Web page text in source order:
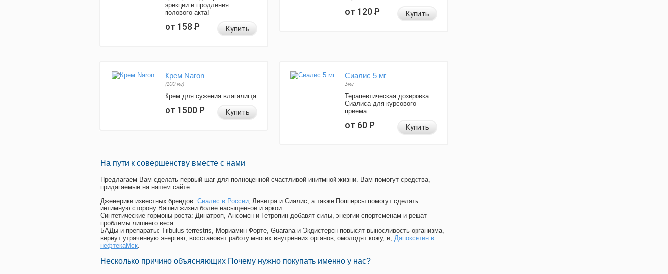
эрекции и продления
полового акта!
от 158Р Купить
от 120Р Купить
Крем Naron
(100 мг)
Крем для сужения влагалища
от 1500Р Купить
Сиалис 5 мг
5мг
Терапевтическая дозировка
Сиалиса для курсового
приема
от 60Р Купить
На пути к совершенству вместе с нами
Предлагаем Вам сделать первый шаг для полноценной счастливой инитмной жизни. Вам помогут средства,
придагаемые на нашем сайте:
Дженерики известных брендов: Сиалис в России, Левитра и Сиалис, а также Попперсы помогут сделать
интимную сторону Вашей жизни более насыщенной и яркой
Синтетические гормоны роста: Динатроп, Ансомон и Гетропин добавят силы, энергии спортсменам и решат
проблемы лишнего веса
БАДы и препараты: Tribulus terrestris, Мориамин Форте, Guarana и Экдистерон повысят выносливость организма,
вернут утраченную энергию, восстановят работу многих внутренних органов, омолодят кожу, и, Дапоксетин в
нефтекаМск.
Несколько причино объясняющих Почему нужно покупать именно у нас?